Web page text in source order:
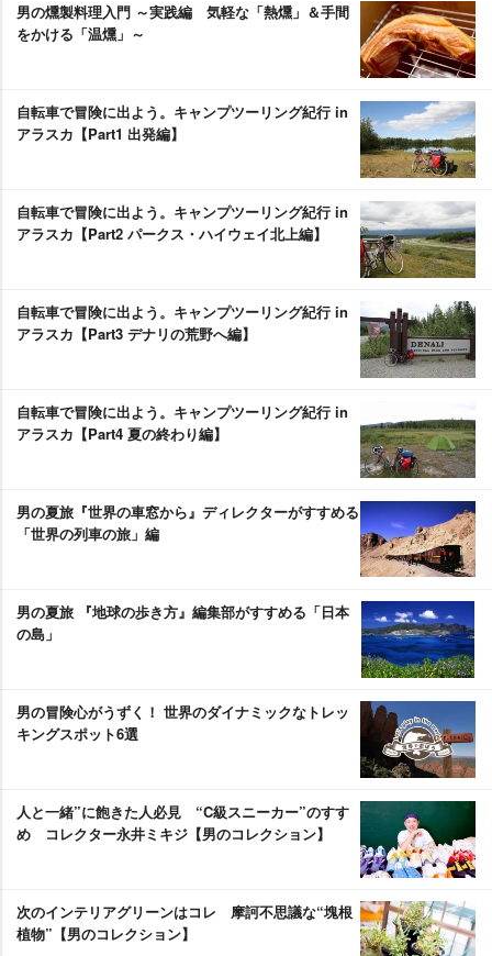
男の燻製料理入門 ～実践編 気軽な「熱燻」＆手間
をかける「温燻」～
自転車で冒険に出よう。キャンプツーリング紀行 in
アラスカ【Part1 出発編】
自転車で冒険に出よう。キャンプツーリング紀行 in
アラスカ【Part2 パークス・ハイウェイ北上編】
自転車で冒険に出よう。キャンプツーリング紀行 in
アラスカ【Part3 デナリの荒野へ編】
自転車で冒険に出よう。キャンプツーリング紀行 in
アラスカ【Part4 夏の終わり編】
男の夏旅『世界の車窓から』ディレクターがすすめる
「世界の列車の旅」編
男の夏旅 『地球の歩き方』編集部がすすめる「日本
の島」
男の冒険心がうずく！ 世界のダイナミックなトレッ
キングスポット6選
人と一緒”に飽きた人必見 “C級スニーカー”のすす
め コレクター永井ミキジ【男のコレクション】
次のインテリアグリーンはコレ 摩訶不思議な“塊根
植物”【男のコレクション】